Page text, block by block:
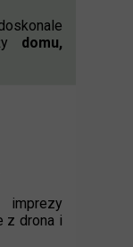
domu,
z drona i